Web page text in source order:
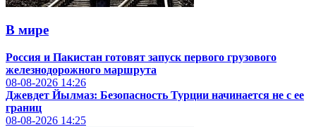
В мире
Россия и Пакистан готовят запуск первого грузового
железнодорожного маршрута
08-08-2026 14:26
Джевдет Йылмаз: Безопасность Турции начинается не с ее
границ
08-08-2026 14:25